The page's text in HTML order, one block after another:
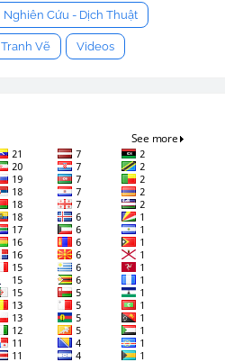
Nghiên Cứu - Dịch Thuật
Tranh Vẽ Videos